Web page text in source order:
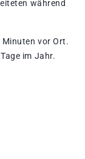
während
vor Ort.
im Jahr.